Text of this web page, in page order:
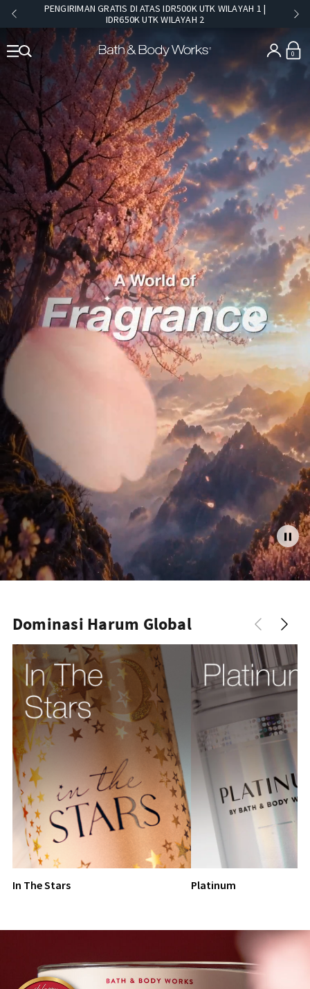
PENGIRIMAN GRATIS DI ATAS IDR500K UTK WILAYAH 1 |
IDR650K UTK WILAYAH 2​
0
Dominasi Harum Global
In The Stars Platinum